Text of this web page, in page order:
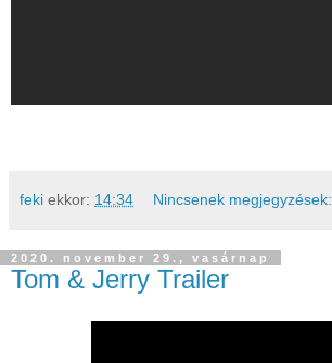
feki ekkor: 14:34 Nincsenek megjegyzések:
2020. november 29., vasárnap
Tom & Jerry Trailer